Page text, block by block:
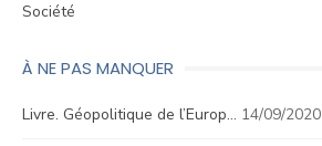
Société
À NE PAS MANQUER
Livre. Géopolitique de l’Europ… 14/09/2020